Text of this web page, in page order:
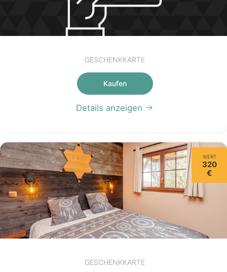
GESCHENKKARTE
Kaufen
Details anzeigen
WERT
320
€
GESCHENKKARTE